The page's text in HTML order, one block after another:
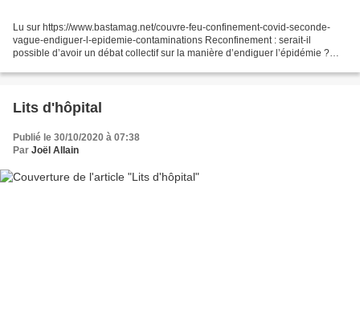
Lu sur https://www.bastamag.net/couvre-feu-confinement-covid-seconde-
vague-endiguer-l-epidemie-contaminations Reconfinement : serait-il
possible d’avoir un débat collectif sur la manière d’endiguer l’épidémie ?
Lits d'hôpital
Publié le 30/10/2020 à 07:38
Par Joël Allain